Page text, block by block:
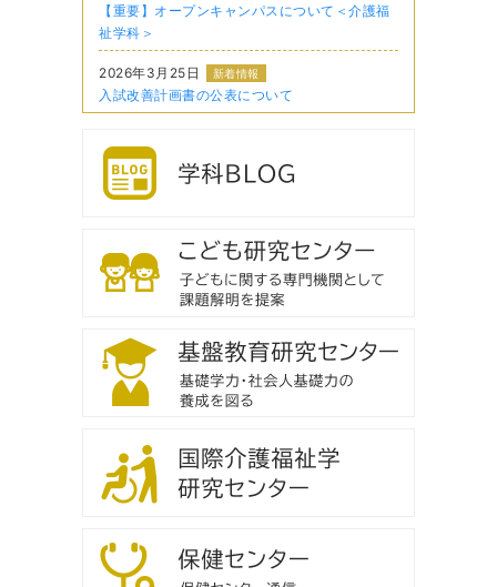
【重要】オープンキャンパスについて＜介護福
祉学科＞
2026年3月25日 新着情報
入試改善計画書の公表について